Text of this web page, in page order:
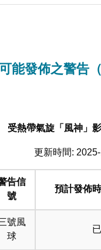
能發佈之警告
受熱帶氣旋「風神」
更新時間:
告信
號
預計發佈
號風
球